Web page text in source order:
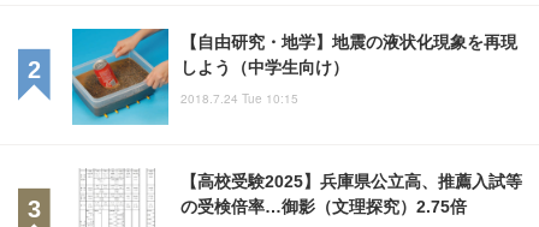
【自由研究・地学】地震の液状化現象を再現
しよう（中学生向け）
2018.7.24 Tue 10:15
【高校受験2025】兵庫県公立高、推薦入試等
の受検倍率…御影（文理探究）2.75倍